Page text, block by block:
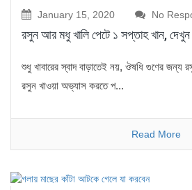
January 15, 2020 No
রসুন আর মধু খালি পেটে ১ সপ্তাহ খান,
শুধু খাবারের স্বাদ বাড়াতেই নয়, ঔষধি গুণের জন্য
রসুন খাওয়া অভ্যাস করতে প...
Read More